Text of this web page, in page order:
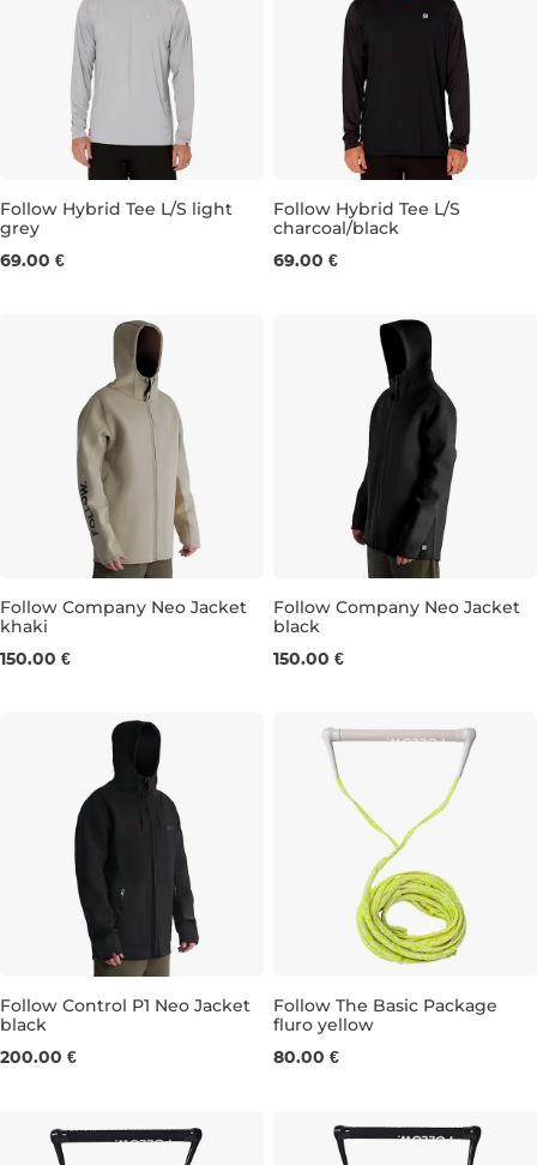
M L
Follow Hybrid Tee L/S light
grey
69.00 € S M
Follow Hybrid Tee L/S
charcoal/black
69.00 €
S M
Follow Company Neo Jacket
khaki
150.00 € S M
Follow Company Neo Jacket
black
150.00 €
S M
Follow Control P1 Neo Jacket
black
200.00 €
Follow The Basic Package
fluro yellow
80.00 €